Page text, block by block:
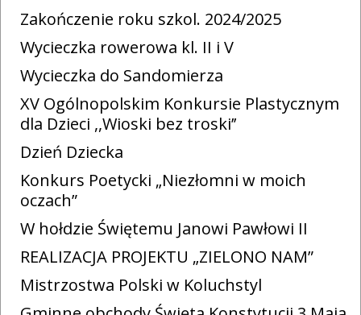
Zakończenie roku szkol. 2024/2025
Wycieczka rowerowa kl. II i V
Wycieczka do Sandomierza
XV Ogólnopolskim Konkursie Plastycznym
dla Dzieci ,,Wioski bez troski’’
Dzień Dziecka
Konkurs Poetycki „Niezłomni w moich
oczach”
W hołdzie Świętemu Janowi Pawłowi II
REALIZACJA PROJEKTU „ZIELONO NAM”
Mistrzostwa Polski w Koluchstyl